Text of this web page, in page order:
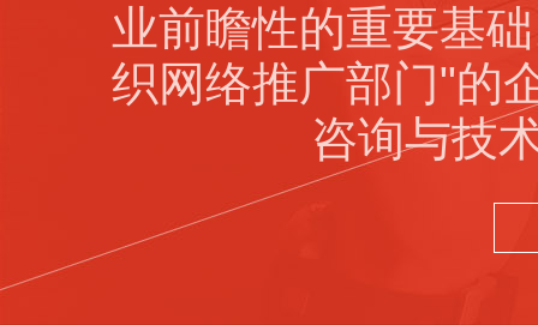
业前瞻性的重要基
织网络推广部门"的
咨询与技